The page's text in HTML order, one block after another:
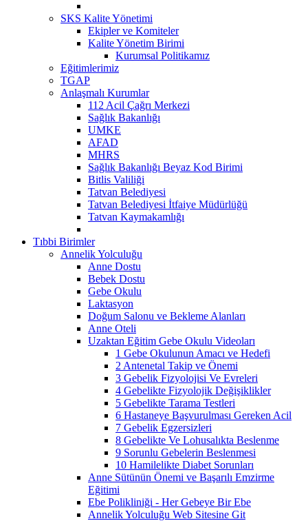
SKS Kalite Yönetimi
Ekipler ve Komiteler
Kalite Yönetim Birimi
Kurumsal Politikamız
Eğitimlerimiz
TGAP
Anlaşmalı Kurumlar
112 Acil Çağrı Merkezi
Sağlık Bakanlığı
UMKE
AFAD
MHRS
Sağlık Bakanlığı Beyaz Kod Birimi
Bitlis Valiliği
Tatvan Belediyesi
Tatvan Belediyesi İtfaiye Müdürlüğü
Tatvan Kaymakamlığı
Tıbbi Birimler
Annelik Yolculuğu
Anne Dostu
Bebek Dostu
Gebe Okulu
Laktasyon
Doğum Salonu ve Bekleme Alanları
Anne Oteli
Uzaktan Eğitim Gebe Okulu Videoları
1 Gebe Okulunun Amacı ve Hedefi
2 Antenetal Takip ve Önemi
3 Gebelik Fizyolojisi Ve Evreleri
4 Gebelikte Fizyolojik Değişiklikler
5 Gebelikte Tarama Testleri
6 Hastaneye Başvurulması Gereken Acil
7 Gebelik Egzersizleri
8 Gebelikte Ve Lohusalıkta Beslenme
9 Sorunlu Gebelerin Beslenmesi
10 Hamilelikte Diabet Sorunları
Anne Sütünün Önemi ve Başarılı Emzirme
Eğitimi
Ebe Polikliniği - Her Gebeye Bir Ebe
Annelik Yolculuğu Web Sitesine Git